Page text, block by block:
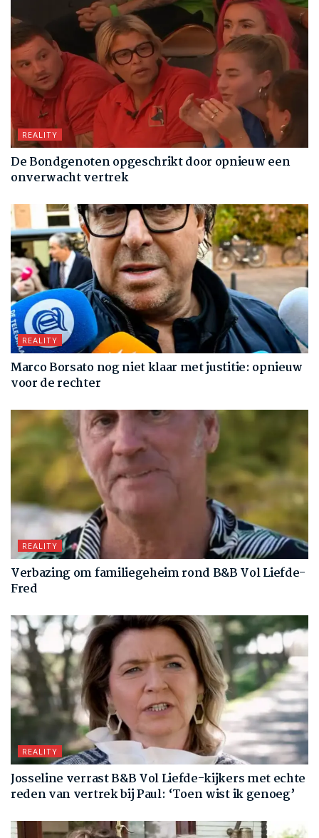
REALITY
De Bondgenoten opgeschrikt door opnieuw een
onverwacht vertrek
REALITY
Marco Borsato nog niet klaar met justitie: opnieuw
voor de rechter
REALITY
Verbazing om familiegeheim rond B&B Vol Liefde-
Fred
REALITY
Josseline verrast B&B Vol Liefde-kijkers met echte
reden van vertrek bij Paul: ‘Toen wist ik genoeg’